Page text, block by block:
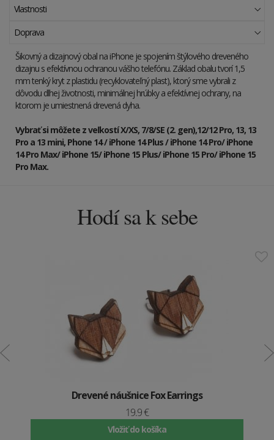
Vlastnosti
Doprava
Šikovný a dizajnový obal na iPhone je spojením štýlového dreveného
dizajnu s efektívnou ochranou vášho telefónu. Základ obalu tvorí 1,5
mm tenký kryt z plastidu (recyklovateľný plast), ktorý sme vybrali z
dôvodu dlhej životnosti, minimálnej hrúbky a efektívnej ochrany, na
ktorom je umiestnená drevená dyha.
Vybrať si môžete z veľkostí X/XS, 7/8/SE (2. gen),12/12 Pro, 13, 13
Pro a 13 mini, Phone 14 / iPhone 14 Plus / iPhone 14 Pro/ iPhone
14 Pro Max/iPhone 15/ iPhone 15 Plus/ iPhone 15 Pro/ iPhone 15
Pro Max.
Hodí sa k sebe
Drevené náušnice Fox Earrings
19.9 €
Vložiť do košíka